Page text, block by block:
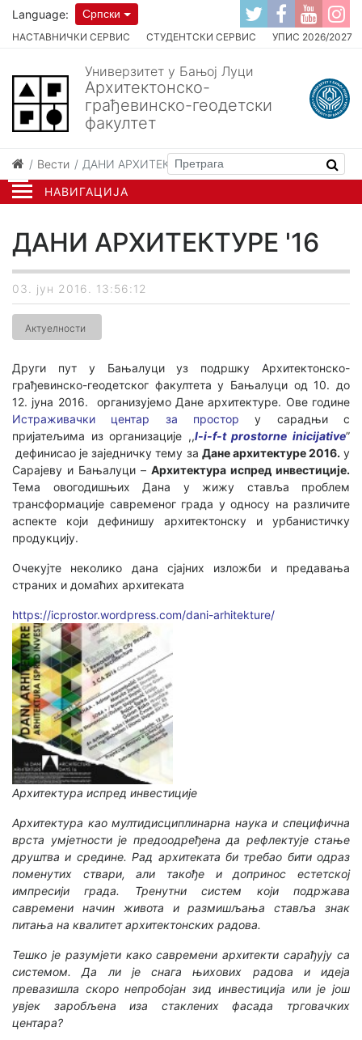
НАВИГАЦИЈА
НАСТАВНИЧКИ СЕРВИС СТУДЕНТСКИ СЕРВИС УПИС 2026/2027
Language: Српски
Универзитет у Бањој Луци
Архитектонско-
грађевинско-геодетски
факултет
Вести ДАНИ АРХИТЕКТУРЕ '16
ДАНИ АРХИТЕКТУРЕ '16
03. јун 2016. 13:56:12
Актуелности
Други пут у Бањалуци уз подршку Архитектонско-
грађевинско-геодетског факултета у Бањалуци од 10. до
12. јуна 2016. организујемо Дане архитектуре. Ове године
Истраживачки центар за простор у сарадњи с
пријатељима из организације ,,l-i-f-t prostorne inicijative”
дефинисао је заједничку тему за‪ Дане архитектуре 2016. у
Сарајеву и Бањалуци – Архитектура испред инвестиције.
Тема овогодишњих Дана у жижу ставља проблем
трансформације савременог града у односу на различите
аспекте који дефинишу архитектонску и урбанистичку
продукцију.
Очекујте неколико дана сјајних изложби и предавања
страних и домаћих архитеката
https://icprostor.wordpress.com/dani-arhitekture/
Архитектура испред инвестиције
Архитектура као мултидисциплинарна наука и специфична
врста умјетности је предоодређена да рефлектује стање
друштва и средине. Рад архитеката би требао бити одраз
поменутих ствари, али такође и допринос естетској
импресији града. Тренутни систем који подржава
савремени начин живота и размишљања ставља знак
питања на квалитет архитектонских радова.
Тешко је разумјети како савремени архитекти сарађују са
системом. Да ли је снага њихових радова и идеја
превазишла скоро непробојан зид инвестиција или је још
увјек заробљена иза стаклених фасада трговачких
центара?